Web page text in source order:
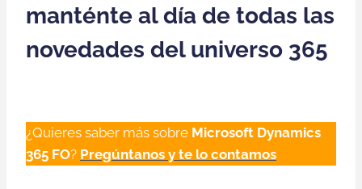
manténte al día de todas las
novedades del universo 365
¿Quieres saber más sobre Microsoft Dynamics
365 FO? Pregúntanos y te lo contamos